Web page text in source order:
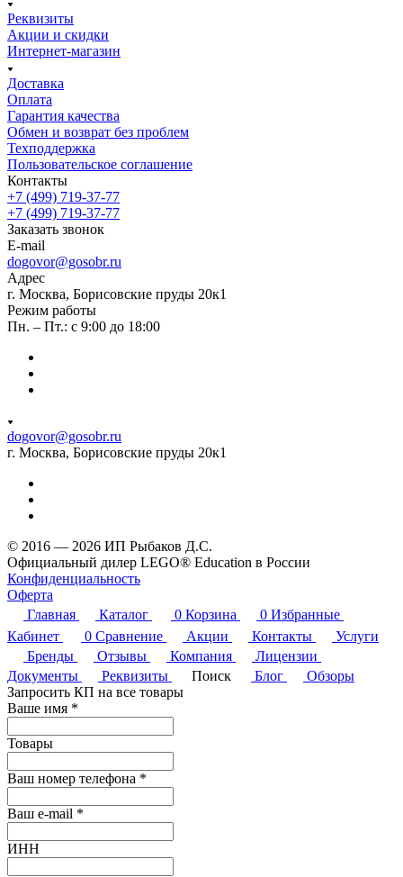
Реквизиты
Акции и скидки
Интернет-магазин
Доставка
Оплата
Гарантия качества
Обмен и возврат без проблем
Техподдержка
Пользовательское соглашение
Контакты
+7 (499) 719-37-77
+7 (499) 719-37-77
Заказать звонок
E-mail
dogovor@gosobr.ru
Адрес
г. Москва, Борисовские пруды 20к1
Режим работы
Пн. – Пт.: с 9:00 до 18:00
dogovor@gosobr.ru
г. Москва, Борисовские пруды 20к1
© 2016 — 2026 ИП Рыбаков Д.С.
Официальный дилер LEGO® Education в России
Конфиденциальность
Оферта
Главная
Каталог 0 Корзина 0 Избранные
Кабинет
0 Сравнение Акции Контакты
Услуги
Бренды
Отзывы Компания
Лицензии
Документы
Реквизиты Поиск Блог
Обзоры
Запросить КП на все товары
Ваше имя *
Товары
Ваш номер телефона *
Ваш e-mail *
ИНН